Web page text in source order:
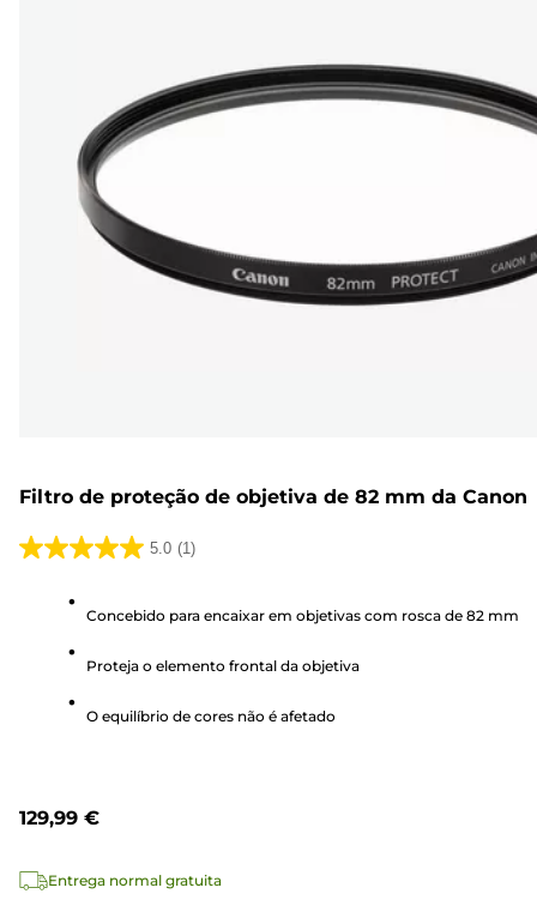
Filtro de proteção de objetiva de 82 mm da Canon
5.0 (1)
5.0
estrelas.
análise
Concebido para encaixar em objetivas com rosca de 82 mm
Proteja o elemento frontal da objetiva
O equilíbrio de cores não é afetado
129,99 €
Entrega normal gratuita